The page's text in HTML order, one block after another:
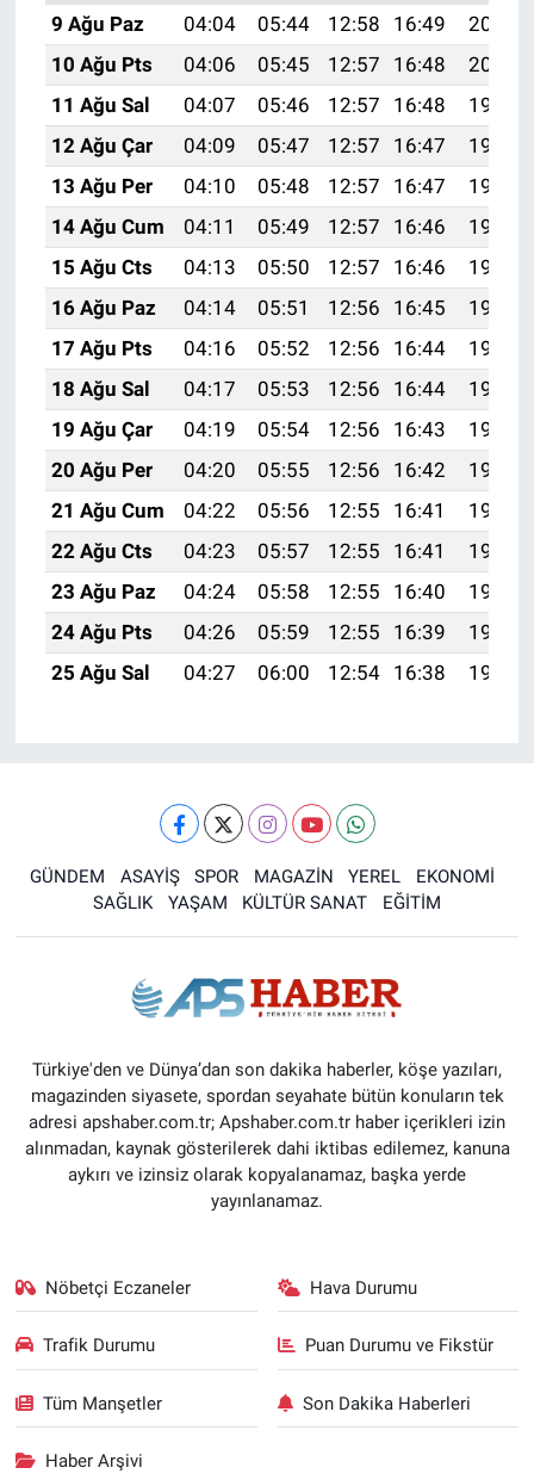
9 Ağu Paz 04:04 05:44 12:58 16:49
20:01
10 Ağu Pts
04:06 05:45 12:57 16:48
20:00
11 Ağu Sal
04:07 05:46 12:57 16:48
19:59
12 Ağu Çar
04:09 05:47 12:57 16:47
19:58
13 Ağu Per
04:10 05:48 12:57 16:47
19:56
14 Ağu Cum
04:11 05:49 12:57 16:46
19:55
15 Ağu Cts
04:13 05:50 12:57 16:46
19:53
16 Ağu Paz
04:14 05:51 12:56 16:45
19:52
17 Ağu Pts
04:16 05:52 12:56 16:44
19:51
18 Ağu Sal
04:17 05:53 12:56 16:44
19:49
19 Ağu Çar
04:19 05:54 12:56 16:43
19:48
20 Ağu Per
04:20 05:55 12:56 16:42
19:46
21 Ağu Cum
04:22 05:56 12:55 16:41
19:45
22 Ağu Cts
04:23 05:57 12:55 16:41
19:43
23 Ağu Paz
04:24 05:58 12:55 16:40
19:42
24 Ağu Pts
04:26 05:59 12:55 16:39
19:40
25 Ağu Sal
04:27 06:00 12:54 16:38 19:39
GÜNDEM ASAYİŞ SPOR MAGAZİN YEREL
EKONOMİ
SAĞLIK
YAŞAM KÜLTÜR SANAT EĞİTİM
Türkiye'den ve Dünya’dan son dakika haberler, köşe yazıları,
magazinden siyasete, spordan seyahate bütün konuların tek
adresi apshaber.com.tr; Apshaber.com.tr haber içerikleri izin
alınmadan, kaynak gösterilerek dahi iktibas edilemez, kanuna
aykırı ve izinsiz olarak kopyalanamaz, başka yerde
yayınlanamaz.
Nöbetçi Eczaneler Hava Durumu
Trafik Durumu Puan Durumu ve Fikstür
Tüm Manşetler Son Dakika Haberleri
Haber Arşivi